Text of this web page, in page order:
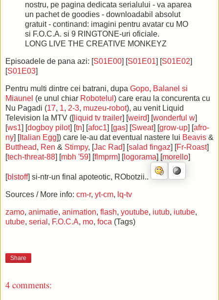
nostru, pe pagina dedicata serialului - va aparea
un pachet de goodies - downloadabil absolut
gratuit - continand: imagini pentru avatar cu MO
si F.O.C.A. si 9 RINGTONE-uri oficiale.
LONG LIVE THE CREATIVE MONKEYZ
Episoadele de pana azi: [S01E00] [S01E01] [S01E02]
[S01E03]
Pentru multi dintre cei batrani, dupa Gopo, Balanel si
Miaunel (e unul chiar Robotelul ) care erau la concurenta cu
Nu Pagadi (17, 1, 2-3, muzeu-robot), au venit Liquid
Television la MTV ([liquid tv trailer] [weird] [wonderful w]
[ws1] [dogboy pilot] [tn] [afoc1] [gas] [Sweat] [grow-up] [afro-
ny] [Italian Egg]) care le-au dat eventual nastere lui Beavis &
Butthead, Ren & Stimpy, [Jac Rad] [salad fingaz] [Fr-Roast]
[tech-threat-88] [mbh '59] [flmprm] [logorama] [morello]
[blstoff] si-ntr-un final apoteotic, RObotzii..
Sources / More info: cm-r, yt-cm, lq-tv
zamo, animatie, animation, flash, youtube, iutub, iutube,
utube, serial , F.O.C.A, mo, foca (Tags)
Share
4 comments: